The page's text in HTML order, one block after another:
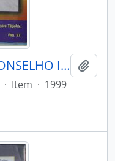
MENSAGEIRO - BELÉM CONSELHO INDIGENISTA MISSIONÁRIO - 1999 - Nº116
· Item · 1999